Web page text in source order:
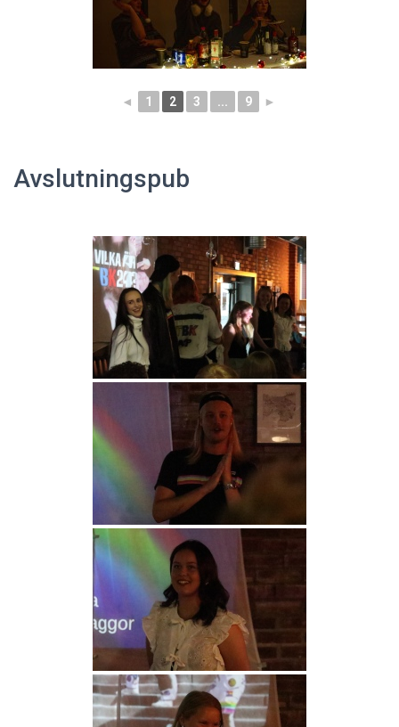
◄ 1 2 3 ... 9 ►
Avslutningspub